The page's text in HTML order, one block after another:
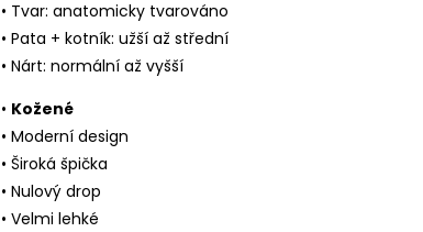
• Tvar: anatomicky tvarováno
• Pata + kotník: užší až střední
• Nárt: normální až vyšší
• Kožené
• Moderní design
• Široká špička
• Nulový drop
• Velmi lehké